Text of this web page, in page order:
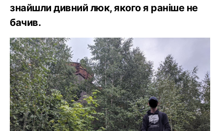
знайшли дивний люк, якого я раніше не
бачив.